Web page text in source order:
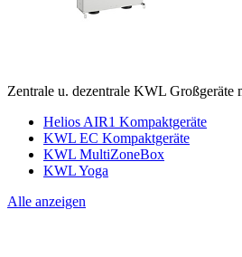
Zentrale u. dezentrale KWL
Helios AIR1 Kompaktgeräte
KWL EC Kompaktgeräte
KWL MultiZoneBox
KWL Yoga
Alle anzeigen